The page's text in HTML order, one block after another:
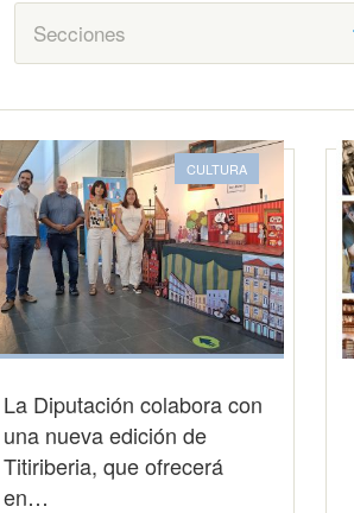
CULTURA
La Diputación colabora con
una nueva edición de
Titiriberia, que ofrecerá
en…